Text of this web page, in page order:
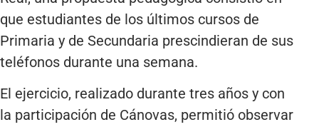
que estudiantes de los últimos cursos de
Primaria y de Secundaria prescindieran de sus
teléfonos durante una semana.
El ejercicio, realizado durante tres años y con
la participación de Cánovas, permitió observar